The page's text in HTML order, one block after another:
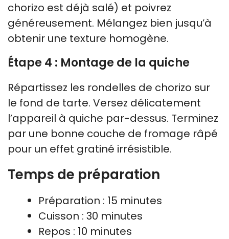
chorizo est déjà salé) et poivrez
généreusement. Mélangez bien jusqu’à
obtenir une texture homogène.
Étape 4 : Montage de la quiche
Répartissez les rondelles de chorizo sur
le fond de tarte. Versez délicatement
l’appareil à quiche par-dessus. Terminez
par une bonne couche de fromage râpé
pour un effet gratiné irrésistible.
Temps de préparation
Préparation : 15 minutes
Cuisson : 30 minutes
Repos : 10 minutes